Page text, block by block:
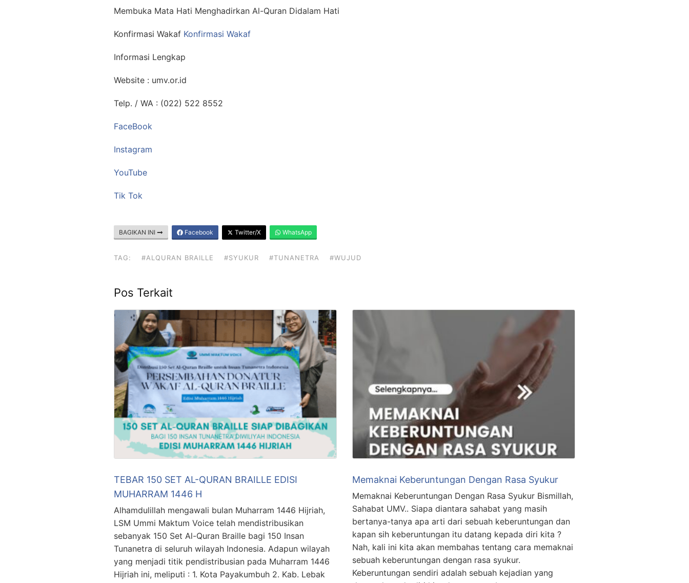
Membuka Mata Hati Menghadirkan Al-Quran Didalam Hati
Konfirmasi Wakaf Konfirmasi Wakaf
Informasi Lengkap
Website : umv.or.id
Telp. / WA : (022) 522 8552
FaceBook
Instagram
YouTube
Tik Tok
BAGIKAN INI Facebook Twitter/X WhatsApp
TAG: #ALQURAN BRAILLE #SYUKUR #TUNANETRA #WUJUD
Pos Terkait
TEBAR 150 SET AL-QURAN BRAILLE EDISI
MUHARRAM 1446 H
Alhamdulillah mengawali bulan Muharram 1446 Hijriah,
LSM Ummi Maktum Voice telah mendistribusikan
sebanyak 150 Set Al-Quran Braille bagi 150 Insan
Tunanetra di seluruh wilayah Indonesia. Adapun wilayah
yang menjadi titik pendistribusian pada Muharram 1446
Hijriah ini, meliputi : 1. Kota Payakumbuh 2. Kab. Lebak
Memaknai Keberuntungan Dengan Rasa Syukur
Memaknai Keberuntungan Dengan Rasa Syukur Bismillah,
Sahabat UMV.. Siapa diantara sahabat yang masih
bertanya-tanya apa arti dari sebuah keberuntungan dan
kapan sih keberuntungan itu datang kepada diri kita ?
Nah, kali ini kita akan membahas tentang cara memaknai
sebuah keberuntungan dengan rasa syukur.
Keberuntungan sendiri adalah sebuah kejadian yang